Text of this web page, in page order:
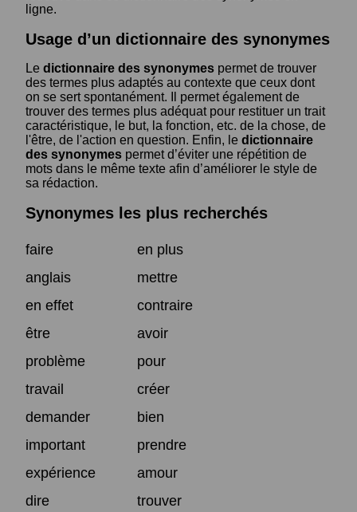
ligne.
Usage d’un dictionnaire des synonymes
Le dictionnaire des synonymes permet de trouver
des termes plus adaptés au contexte que ceux dont
on se sert spontanément. Il permet également de
trouver des termes plus adéquat pour restituer un trait
caractéristique, le but, la fonction, etc. de la chose, de
l'être, de l'action en question. Enfin, le dictionnaire
des synonymes permet d’éviter une répétition de
mots dans le même texte afin d’améliorer le style de
sa rédaction.
Synonymes les plus recherchés
faire
en plus
anglais
mettre
en effet
contraire
être
avoir
problème
pour
travail
créer
demander
bien
important
prendre
expérience
amour
dire
trouver